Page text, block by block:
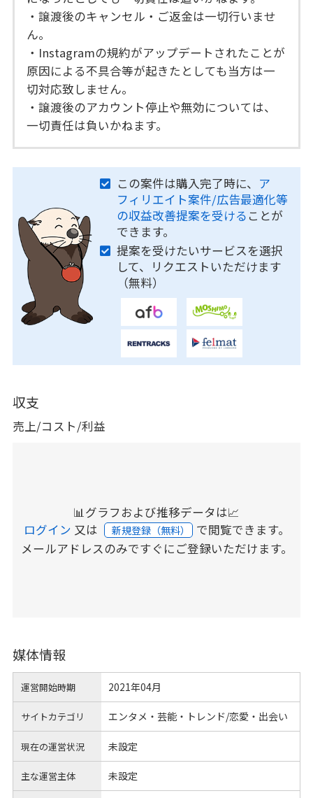
・譲渡後のキャンセル・ご返金は一切行いませ
ん。
・Instagramの規約がアップデートされたことが
原因による不具合等が起きたとしても当方は一
切対応致しません。
・譲渡後のアカウント停止や無効については、
一切責任は負いかねます。
この案件は購入完了時に、 ア
フィリエイト案件/広告最適化等
の収益改善提案を受ける ことが
できます。
提案を受けたいサービスを選択
して、リクエストいただけます
（無料）
収支
売上/コスト/利益
📊グラフおよび推移データは📈
ログイン 又は 新規登録（無料） で閲覧できます。
メールアドレスのみですぐにご登録いただけます。
媒体情報
運営開始時期 2021年04月
サイトカテゴリ エンタメ・芸能・トレンド/恋愛・出会い
現在の運営状況 未設定
主な運営主体 未設定